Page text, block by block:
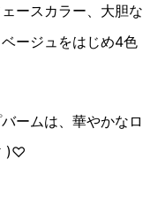
ースカラー、大胆な
ージュをはじめ4色
ームは、華やかなロ
)♡